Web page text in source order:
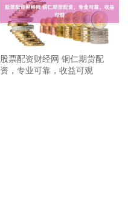
股票配资财经网 铜仁期货配
资，专业可靠，收益可观